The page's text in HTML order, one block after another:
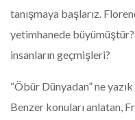
tanışmaya başlarız.
yetimhanede
insanların geçmişleri?
“Öbür Dünyadan” ne
Benzer konuları anlatan,